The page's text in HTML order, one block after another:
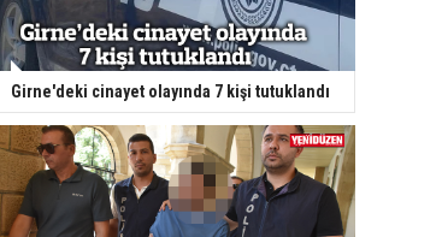
Girne'deki cinayet olayında 7 kişi tutuklandı